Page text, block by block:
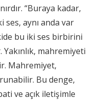
“Buraya kadar,
ses, aynı anda var
bu iki ses birbirini
mahremiyeti
Mahremiyet,
Bu denge,
ve açık iletişimle